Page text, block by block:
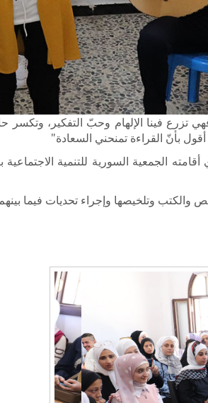
تزرع فينا الإلهام وحبّ التفكير،
بأنّ القراءة تمنحني السعادة"
الجمعية السورية للتنمية
وتلخيصها وإجراء تحديات فيما